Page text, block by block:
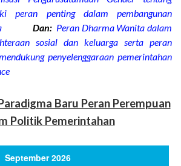
peran penting dalam pembangunan
Dan: Peran Dharma Wanita dalam
sosial dan keluarga serta peran
penyelenggaraan pemerintahan
Baru Peran Perempuan
Politik Pemerintahan
September 2026